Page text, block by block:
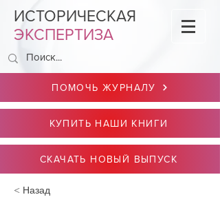
ИСТОРИЧЕСКАЯ
ЭКСПЕРТИЗА
ПОМОЧЬ ЖУРНАЛУ
КУПИТЬ НАШИ КНИГИ
СКАЧАТЬ НОВЫЙ ВЫПУСК
< Назад